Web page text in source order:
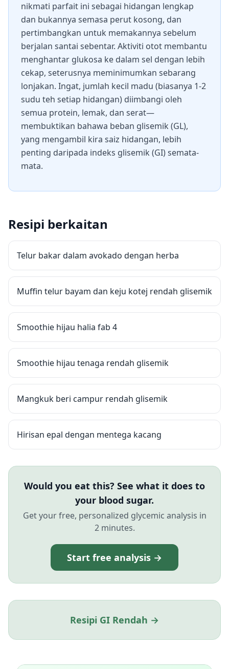
nikmati parfait ini sebagai hidangan lengkap
dan bukannya semasa perut kosong, dan
pertimbangkan untuk memakannya sebelum
berjalan santai sebentar. Aktiviti otot membantu
menghantar glukosa ke dalam sel dengan lebih
cekap, seterusnya meminimumkan sebarang
lonjakan. Ingat, jumlah kecil madu (biasanya 1-2
sudu teh setiap hidangan) diimbangi oleh
semua protein, lemak, dan serat—
membuktikan bahawa beban glisemik (GL),
yang mengambil kira saiz hidangan, lebih
penting daripada indeks glisemik (GI) semata-
mata.
Resipi berkaitan
Telur bakar dalam avokado dengan herba
Muffin telur bayam dan keju kotej rendah glisemik
Smoothie hijau halia fab 4
Smoothie hijau tenaga rendah glisemik
Mangkuk beri campur rendah glisemik
Hirisan epal dengan mentega kacang
Would you eat this? See what it does to
your blood sugar.
Get your free, personalized glycemic analysis in
2 minutes.
Start free analysis →
Resipi GI Rendah →